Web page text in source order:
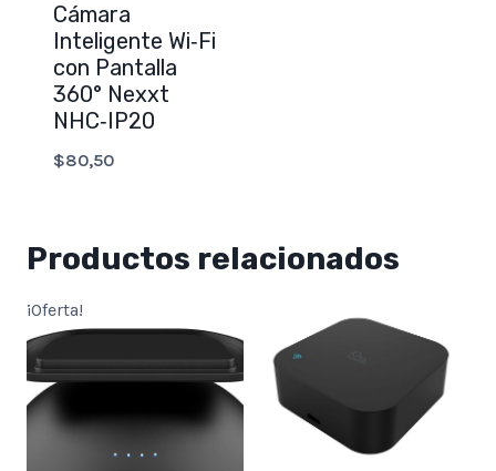
Cámara
Inteligente Wi‑Fi
con Pantalla
360° Nexxt
NHC‑IP20
$80,50
Productos relacionados
¡Oferta!